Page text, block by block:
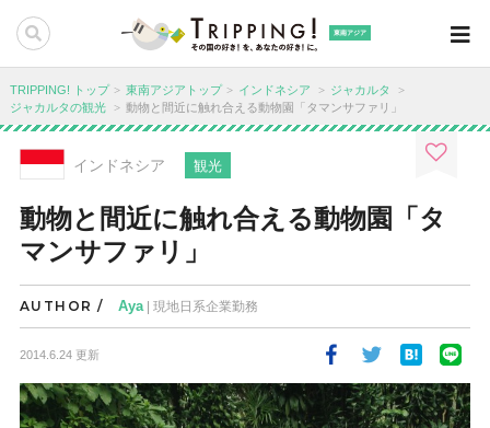
東南アジア
TRIPPING! トップ 東南アジアトップ インドネシア
ジャカルタ
ジャカルタの観光
動物と間近に触れ合える動物園「タマンサファリ」
インドネシア 観光
動物と間近に触れ合える動物園「タ
マンサファリ」
AUTHOR / Aya| 現地日系企業勤務
2014.6.24 更新